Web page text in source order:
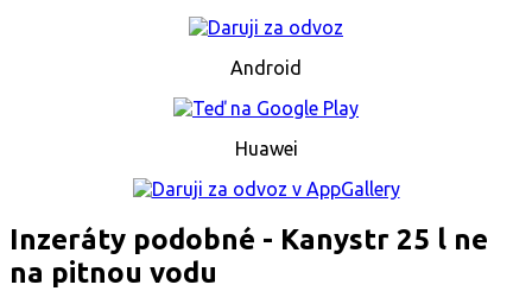
Android
Huawei
Inzeráty podobné - Kanystr 25 l ne
na pitnou vodu